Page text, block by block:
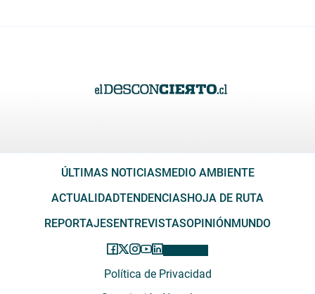
ÚLTIMAS NOTICIAS MEDIO AMBIENTE
ACTUALIDADTENDENCIAS HOJA DE RUTA
REPORTAJES ENTREVISTASOPINIÓN MUNDO
Política de Privacidad